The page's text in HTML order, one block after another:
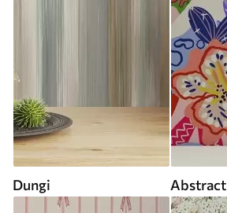
Dungi Abstract